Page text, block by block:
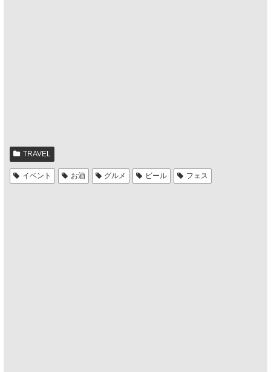
TRAVEL
イベント お酒 グルメ ビール フェス